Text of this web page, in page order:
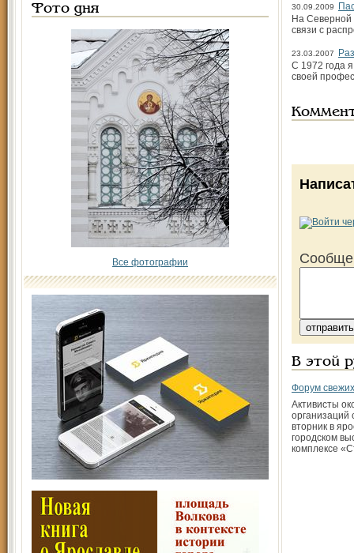
Фото дня
Все фотографии
30.09.2009
На Северной
связи с
23.03.2007
С 1972 года
своей
В этой
Форум
Активисты
организаций
вторник в
городском
комплексе